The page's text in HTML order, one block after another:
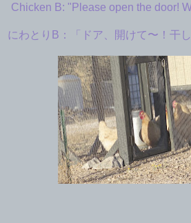
Chicken B: "Please open the door!
にわとりB：「ドア、開けて〜！干